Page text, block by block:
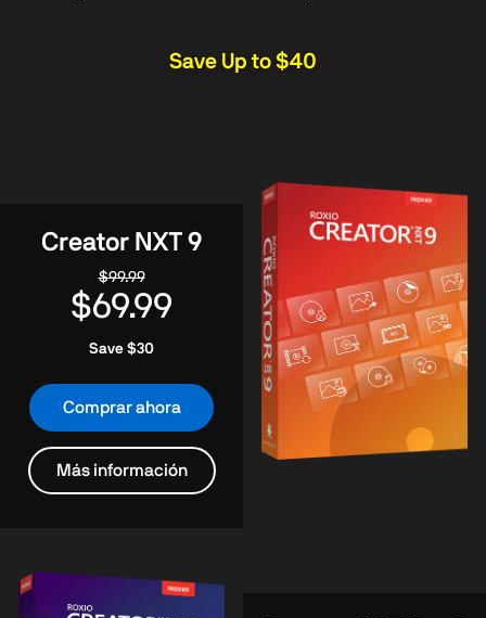
Save Up to $40
Creator NXT 9
$99.99
$69.99
Save $30
Comprar ahora
Más información